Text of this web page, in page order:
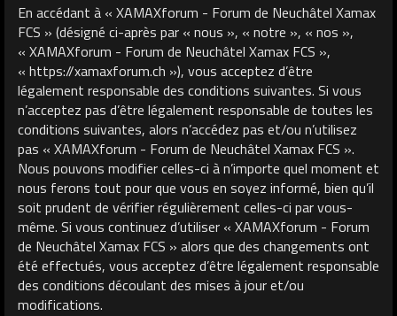
En accédant à « XAMAXforum - Forum de Neuchâtel Xamax
FCS » (désigné ci-après par « nous », « notre », « nos »,
« XAMAXforum - Forum de Neuchâtel Xamax FCS »,
« https://xamaxforum.ch »), vous acceptez d’être
légalement responsable des conditions suivantes. Si vous
n’acceptez pas d’être légalement responsable de toutes les
conditions suivantes, alors n’accédez pas et/ou n’utilisez
pas « XAMAXforum - Forum de Neuchâtel Xamax FCS ».
Nous pouvons modifier celles-ci à n’importe quel moment et
nous ferons tout pour que vous en soyez informé, bien qu’il
soit prudent de vérifier régulièrement celles-ci par vous-
même. Si vous continuez d’utiliser « XAMAXforum - Forum
de Neuchâtel Xamax FCS » alors que des changements ont
été effectués, vous acceptez d’être légalement responsable
des conditions découlant des mises à jour et/ou
modifications.